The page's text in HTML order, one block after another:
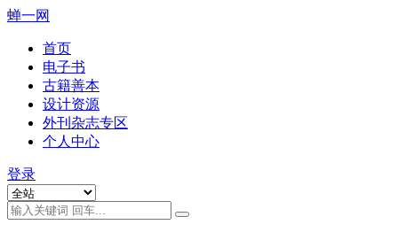
蝉一网
首页
电子书
古籍善本
设计资源
外刊杂志专区
个人中心
登录